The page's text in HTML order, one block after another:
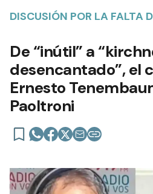
DISCUSIÓN POR LA FALTA
De “inútil” a
desencantado”, el
Ernesto
Paoltroni